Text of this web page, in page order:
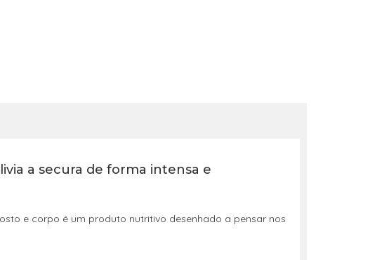
a secura de forma intensa e
e corpo é um produto nutritivo desenhado a pensar nos